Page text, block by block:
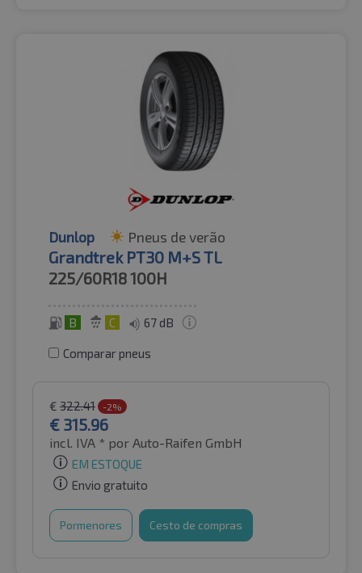
Dunlop Pneus de verão
Grandtrek PT30 M+S TL
225/60R18100H
B C 67 dB
Comparar pneus
€ 322.41 -2%
€ 315.96
incl. IVA * por Auto-Raifen GmbH
EM ESTOQUE
Envio gratuito
Pormenores Cesto de compras